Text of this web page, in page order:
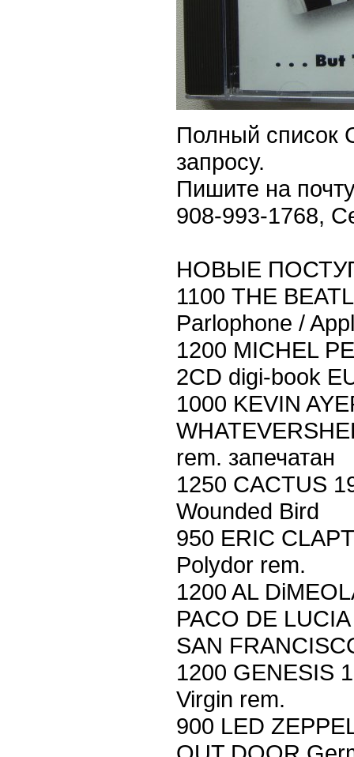
Полный список
запросу.
Пишите на
908-993-1768,
НОВЫЕ
1100 THE
Parlophone /
1200 MICHEL
2CD digi-book
1000 KEVIN
rem. запечатан
1250 CACTUS
Wounded Bird
950 ERIC
Polydor rem.
1200 AL
PACO DE
SAN
1200 GENESIS
Virgin rem.
900 LED